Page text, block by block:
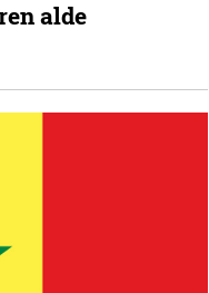
alde